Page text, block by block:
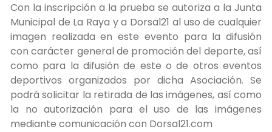
Con la inscripción a la prueba se autoriza a la Junta
Municipal de La Raya y a Dorsal21 al uso de cualquier
imagen realizada en este evento para la difusión
con carácter general de promoción del deporte, así
como para la difusión de este o de otros eventos
deportivos organizados por dicha Asociación. Se
podrá solicitar la retirada de las imágenes, así como
la no autorización para el uso de las imágenes
mediante comunicación con Dorsal21.com